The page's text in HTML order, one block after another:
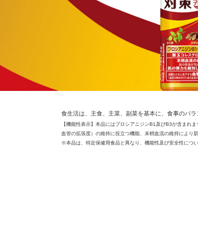
食生活は、主食、主菜、副菜を基本に、食事のバラ
【機能性表示】本品にはプロシアニジンB1及びB3が含まれ
血管の拡張度）の維持に役立つ機能、末梢血流の維持により
※本品は、特定保健用食品と異なり、機能性及び安全性につ